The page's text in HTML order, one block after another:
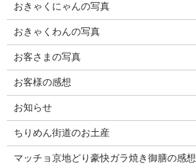
おきゃくにゃんの写真
おきゃくわんの写真
お客さまの写真
お客様の感想
お知らせ
ちりめん街道のお土産
マッチョ京地どり豪快ガラ焼き御膳の感想